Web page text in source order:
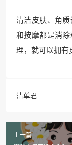
清洁皮肤、角
和按摩都是消
理，就可以拥有
清单君
上一篇